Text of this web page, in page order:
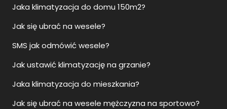
Jaka klimatyzacja do domu 150m2?
Jak się ubrać na wesele?
SMS jak odmówić wesele?
Jak ustawić klimatyzację na grzanie?
Jaka klimatyzacja do mieszkania?
Jak się ubrać na wesele mężczyzna na sportowo?